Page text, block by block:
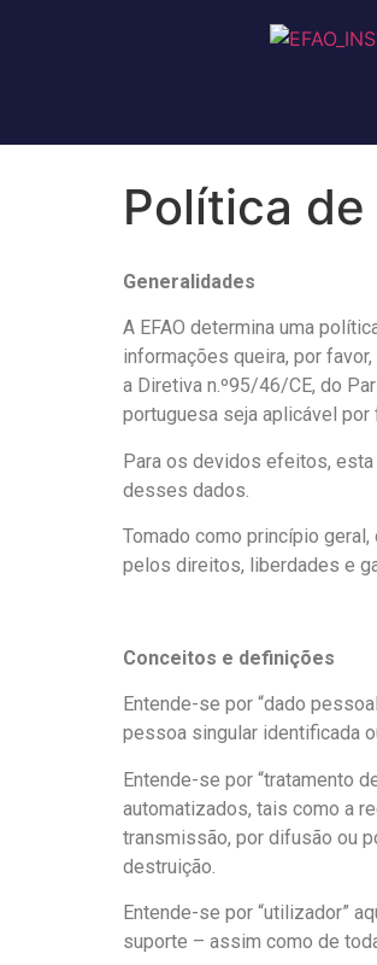
Política
Generalidades
A EFAO determina uma
informações queira, por
a Diretiva n.º95/46/CE, do
portuguesa seja aplicável
Para os devidos efeitos,
desses dados.
Tomado como princípio
pelos direitos, liberdades e
Conceitos e definições
Entende-se por “dado
pessoa singular identificada
Entende-se por “tratamento
automatizados, tais como a
transmissão, por difusão ou
destruição.
Entende-se por “utilizador”
suporte – assim como de